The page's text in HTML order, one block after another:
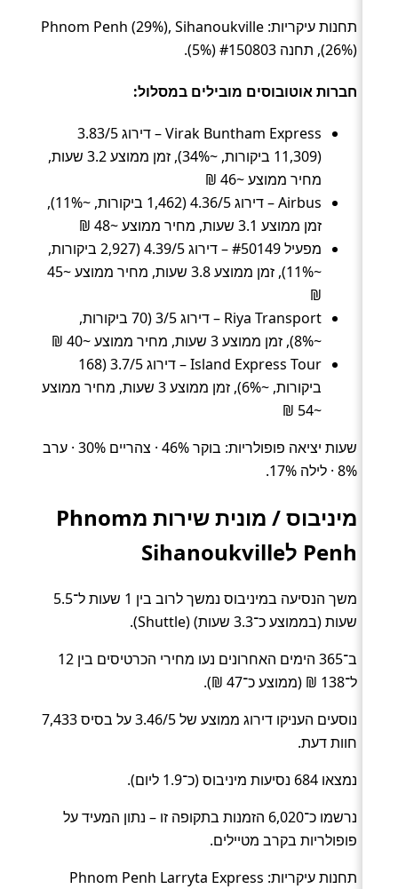
תחנות עיקריות: Phnom Penh (29%), Sihanoukville
(26%), תחנה #150803 (5%).
חברות אוטובוסים מובילים במסלול:
Virak Buntham Express – דירוג 3.83/5
(11,309 ביקורות, ~34%), זמן ממוצע 3.2 שעות,
מחיר ממוצע ~46 ₪
Airbus – דירוג 4.36/5 (1,462 ביקורות, ~11%),
זמן ממוצע 3.1 שעות, מחיר ממוצע ~48 ₪
מפעיל #50149 – דירוג 4.39/5 (2,927 ביקורות,
~11%), זמן ממוצע 3.8 שעות, מחיר ממוצע ~45
₪
Riya Transport – דירוג 3/5 (70 ביקורות,
~8%), זמן ממוצע 3 שעות, מחיר ממוצע ~40 ₪
Island Express Tour – דירוג 3.7/5 (168
ביקורות, ~6%), זמן ממוצע 3 שעות, מחיר ממוצע
~54 ₪
שעות יציאה פופולריות: בוקר 46% · צהריים 30% · ערב
8% · לילה 17%.
מיניבוס / מונית שירות מPhnom
Penh לSihanoukville
משך הנסיעה במיניבוס נמשך לרוב בין 1 שעות ל־5.5
שעות (בממוצע כ־3.3 שעות) (Shuttle).
ב־365 הימים האחרונים נעו מחירי הכרטיסים בין 12
ל־138 ₪ (ממוצע כ־47 ₪).
נוסעים העניקו דירוג ממוצע של 3.46/5 על בסיס 7,433
חוות דעת.
נמצאו 684 נסיעות מיניבוס (כ־1.9 ליום).
נרשמו כ־6,020 הזמנות בתקופה זו – נתון המעיד על
פופולריות בקרב מטיילים.
תחנות עיקריות: Phnom Penh Larryta Express